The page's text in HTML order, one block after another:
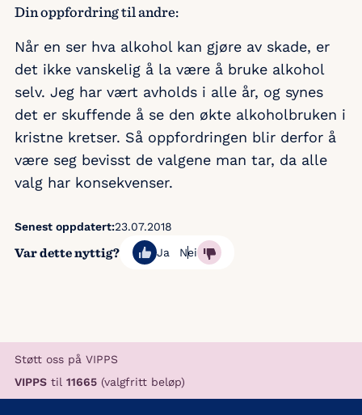
Din oppfordring til andre:
Når en ser hva alkohol kan gjøre av skade, er
det ikke vanskelig å la være å bruke alkohol
selv. Jeg har vært avholds i alle år, og synes
det er skuffende å se den økte alkoholbruken i
kristne kretser. Så oppfordringen blir derfor å
være seg bevisst de valgene man tar, da alle
valg har konsekvenser.
Var dette nyttig? Ja Nei
Senest oppdatert:23.07.2018
Støtt oss på VIPPS
VIPPS til 11665 (valgfritt beløp)